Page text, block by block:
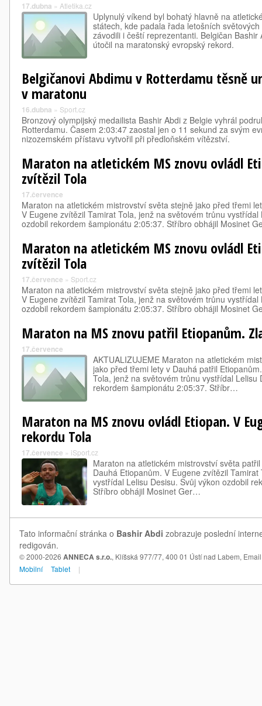
17.dubna » Atletika.cz
Uplynulý víkend byl bohatý hlavně na
státech, kde padala řada letošních
závodili i čeští reprezentanti. Belgičan Bashir
útočil na maratonský evropský rekord.
Belgičanovi Abdimu v Rotterdamu těsně
v maratonu
16.dubna » Sport.cz
Bronzový olympijský medailista Bashir Abdi z Belgie vyhrál
Rotterdamu. Časem 2:03:47 zaostal jen o 11 sekund za svým
nizozemském přístavu vytvořil při předloňském vítězství.
Maraton na atletickém MS znovu ovládl
zvítězil Tola
17.července
Maraton na atletickém mistrovství světa stejně jako před třemi
V Eugene zvítězil Tamirat Tola, jenž na světovém trůnu vystřídal
ozdobil rekordem šampionátu 2:05:37. Stříbro obhájil Mosinet
Maraton na atletickém MS znovu ovládl
zvítězil Tola
17.července » Sport.cz
Maraton na atletickém mistrovství světa stejně jako před třemi
V Eugene zvítězil Tamirat Tola, jenž na světovém trůnu vystřídal
ozdobil rekordem šampionátu 2:05:37. Stříbro obhájil Mosinet
Maraton na MS znovu patřil Etiopanům.
17.července
AKTUALIZUJEME Maraton na atletickém
jako před třemi lety v Dauhá patřil
Tola, jenž na světovém trůnu vystřídal Lelisu
rekordem šampionátu 2:05:37. Stříbr…
Maraton na MS znovu ovládl Etiopan. V
rekordu Tola
17.července » iSport.cz
Maraton na atletickém mistrovství světa
Dauhá Etiopanům. V Eugene zvítězil
vystřídal Lelisu Desisu. Svůj výkon ozdobil
Stříbro obhájil Mosinet Ger…
Tato informační stránka o Bashir Abdi zobrazuje poslední
redigován.
© 2000-2026 ANNECA s.r.o., Klíšská 977/77, 400 01 Ústí nad Labem,
Mobilní
Tablet |